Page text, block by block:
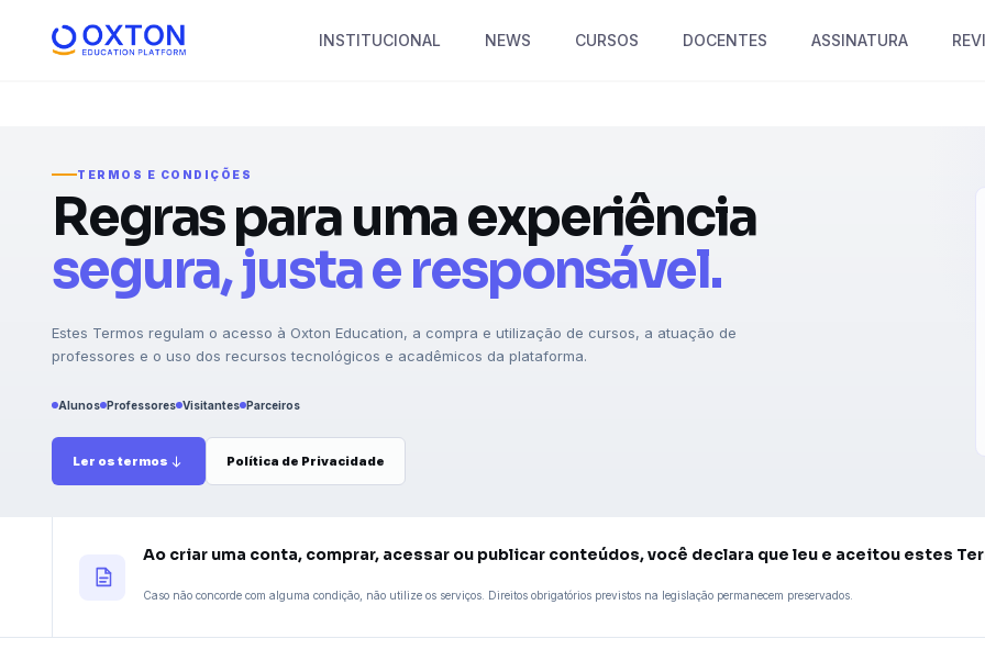
INSTITUCIONAL NEWS CURSOS DOCENTES ASSINATURA
TERMOS E CONDIÇÕES
Regras para uma experiência
segura, justa e responsável.
Estes Termos regulam o acesso à Oxton Education, a compra e utilização de cursos, a atuação de
professores e o uso dos recursos tecnológicos e acadêmicos da plataforma.
Alunos Professores Visitantes Parceiros
Ler os termos Política de Privacidade
Ao criar uma conta, comprar, acessar ou publicar conteúdos, você declara que leu e aceitou estes
Caso não concorde com alguma condição, não utilize os serviços. Direitos obrigatórios previstos na legislação permanecem preservados.